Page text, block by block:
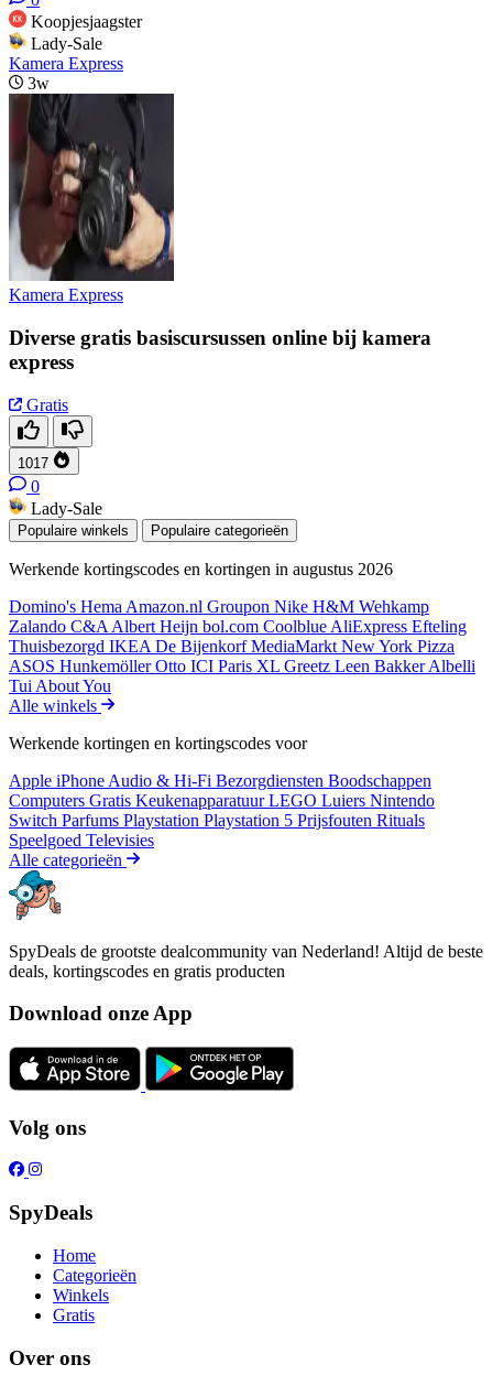
Koopjesjaagster
Lady-Sale
Kamera Express
3w
Kamera Express
Diverse gratis basiscursussen online bij kamera
express
Gratis
1017
0
Lady-Sale
Populaire winkels Populaire categorieën
Werkende kortingscodes en kortingen in augustus 2026
Domino's Hema Amazon.nl Groupon Nike H&M Wehkamp
Zalando C&A Albert Heijn bol.com Coolblue AliExpress Efteling
Thuisbezorgd IKEA De BijenkorfMediaMarkt New York Pizza
ASOS HunkemöllerOtto ICI Paris XL Greetz Leen BakkerAlbelli
Tui About You
Alle winkels
Werkende kortingen en kortingscodes voor
Apple iPhone Audio & Hi-Fi Bezorgdiensten Boodschappen
Computers Gratis KeukenapparatuurLEGO Luiers Nintendo
Switch Parfums Playstation Playstation 5 Prijsfouten Rituals
Speelgoed Televisies
Alle categorieën
SpyDeals de grootste dealcommunity van Nederland! Altijd de beste
deals, kortingscodes en gratis producten
Download onze App
Volg ons
SpyDeals
Home
Categorieën
Winkels
Gratis
Over ons